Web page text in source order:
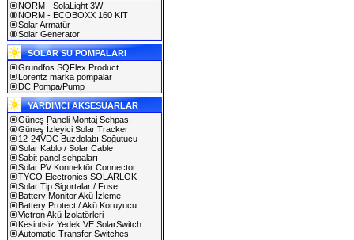
NORM - SolaLight 3W
NORM - ECOBOXX 160 KIT
Solar Armatür
Solar Generator
SOLAR SU POMPALARI
Grundfos SQFlex Product
Lorentz marka pompalar
DC Pompa/Pump
YARDIMCI AKSESUARLAR
Güneş Paneli Montaj Sehpası
Güneş İzleyici Solar Tracker
12-24VDC Buzdolabı Soğutucu
Solar Kablo / Solar Cable
Sabit panel sehpaları
Solar PV Konnektör Connector
TYCO Electronics SOLARLOK
Solar Tip Sigortalar / Fuse
Battery Monitor Akü İzleme
Battery Protect / Akü Koruyucu
Victron Akü İzolatörleri
Kesintisiz Yedek VE SolarSwitch
Automatic Transfer Switches